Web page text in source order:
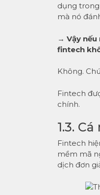
dụng
mà nó
→ Vậy
fintech
Không.
Fintech
chính.
1.3.
Fintech
mềm mã
dịch đơn